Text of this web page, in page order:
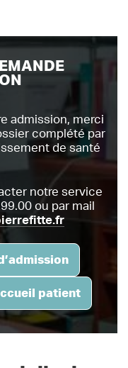
admission, merci
complété par
de santé
notre service
ou par mail
fr
patient